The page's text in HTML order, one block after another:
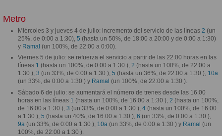
Metro
Miércoles 3 y jueves 4 de julio: incremento del servicio de las líneas 2 (un
25%, de 0:00 a 1:30), 5 (hasta un 50%, de 18:00 a 20:00 y de 0:00 a 1:30)
y Ramal (un 100%, de 22:00 a 0:00).
Viernes 5 de julio: se refuerza el servicio a partir de las 22:00 horas en las
líneas 1 (hasta un 100%, de 0:00 a 1:30 ), 2 (hasta un 100%, de 22:00 a
1:30 ), 3 (un 33%, de 0:00 a 1:30 ), 5 (hasta un 36%, de 22:00 a 1:30 ), 10a
(un 33%, de 0:00 a 1:30 ) y Ramal (un 100%, de 22:00 a 1:30 ).
Sábado 6 de julio: se aumentará el número de trenes desde las 16:00
horas en las líneas 1 (hasta un 100%, de 16:00 a 1:30 ), 2 (hasta un 100%,
de 16:00 a 1:30 ), 3 (un 33%, de 0:00 a 1:30 ), 4 (hasta un 100%, de 16:00
a 1:30 ), 5 (hasta un 40%, de 16:00 a 1:30 ), 6 (un 33%, de 0:00 a 1:30 ),
9a (un 33%, de 0:00 a 1:30 ), 10a (un 33%, de 0:00 a 1:30 ) y Ramal (un
100%, de 22:00 a 1:30 ).